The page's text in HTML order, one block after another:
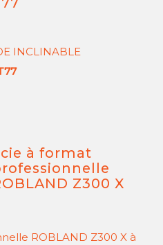
INCLINABLE
à format
Z300 X
ROBLAND Z300 X à